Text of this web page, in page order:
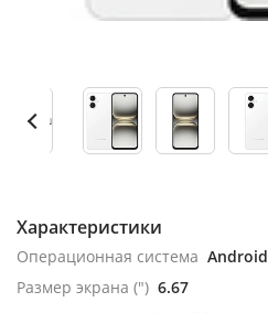
Характеристики
Операционная система Android
Размер экрана (") 6.67